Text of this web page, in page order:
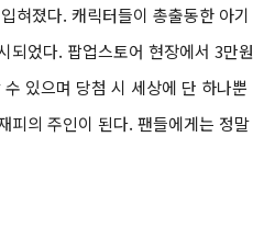
혀졌다. 캐릭터들이 총출동한 아기
되었다. 팝업스토어 현장에서 3만원
있으며 당첨 시 세상에 단 하나뿐
피의 주인이 된다. 팬들에게는 정말